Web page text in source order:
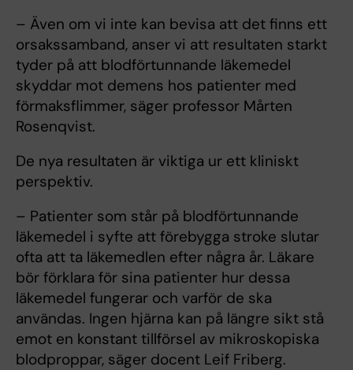
– Även om vi inte kan bevisa att det finns ett
orsakssamband, anser vi att resultaten starkt
tyder på att blodförtunnande läkemedel
skyddar mot demens hos patienter med
förmaksflimmer, säger professor Mårten
Rosenqvist.
De nya resultaten är viktiga ur ett kliniskt
perspektiv.
– Patienter som står på blodförtunnande
läkemedel i syfte att förebygga stroke slutar
ofta att ta läkemedlen efter några år. Läkare
bör förklara för sina patienter hur dessa
läkemedel fungerar och varför de ska
användas. Ingen hjärna kan på längre sikt stå
emot en konstant tillförsel av mikroskopiska
blodproppar, säger docent Leif Friberg.